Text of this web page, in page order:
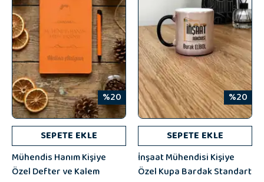
%20
SEPETE EKLE
Mühendis Hanım Kişiye
Özel Defter ve Kalem
%20
SEPETE EKLE
İnşaat Mühendisi Kişiye
Özel Kupa Bardak Standart